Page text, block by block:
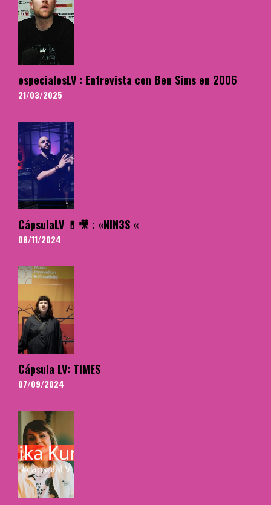
especialesLV : Entrevista con Ben Sims en 2006
21/03/2025
CápsulaLV 💊🎥 : «NIN3S «
08/11/2024
Cápsula LV: TIMES
07/09/2024